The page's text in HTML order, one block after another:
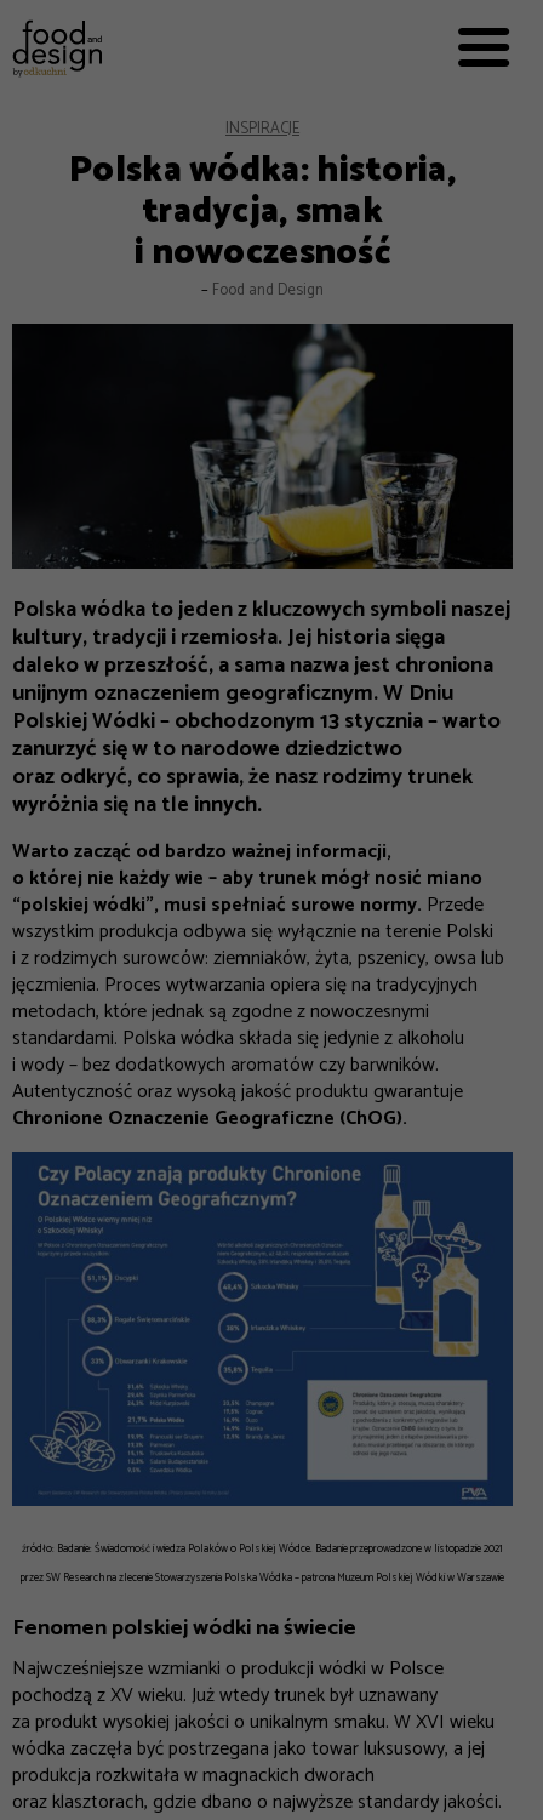


EKSPERCI
FOOD WORKING
E-BOOKI
O NAS
REKLAMA
INSPIRACJE
Polska wódka: historia,
tradycja, smak
i nowoczesność
– Food and Design
Polska wódka to jeden z kluczowych symboli naszej
kultury, tradycji i rzemiosła. Jej historia sięga
daleko w przeszłość, a sama nazwa jest chroniona
unijnym oznaczeniem geograficznym. W Dniu
Polskiej Wódki – obchodzonym 13 stycznia – warto
zanurzyć się w to narodowe dziedzictwo
oraz odkryć, co sprawia, że nasz rodzimy trunek
wyróżnia się na tle innych.
Warto zacząć od bardzo ważnej informacji,
o której nie każdy wie – aby trunek mógł nosić miano
“polskiej wódki”, musi spełniać surowe normy. Przede
wszystkim produkcja odbywa się wyłącznie na terenie Polski
i z rodzimych surowców: ziemniaków, żyta, pszenicy, owsa lub
jęczmienia. Proces wytwarzania opiera się na tradycyjnych
metodach, które jednak są zgodne z nowoczesnymi
standardami. Polska wódka składa się jedynie z alkoholu
i wody – bez dodatkowych aromatów czy barwników.
Autentyczność oraz wysoką jakość produktu gwarantuje
Chronione Oznaczenie Geograficzne (ChOG).
źródło: Badanie: Świadomość i wiedza Polaków o Polskiej Wódce. Badanie przeprowadzone w listopadzie 2021
przez SW Research na zlecenie Stowarzyszenia Polska Wódka – patrona Muzeum Polskiej Wódki w Warszawie
Fenomen polskiej wódki na świecie
Najwcześniejsze wzmianki o produkcji wódki w Polsce
pochodzą z XV wieku. Już wtedy trunek był uznawany
za produkt wysokiej jakości o unikalnym smaku. W XVI wieku
wódka zaczęła być postrzegana jako towar luksusowy, a jej
produkcja rozkwitała w magnackich dworach
oraz klasztorach, gdzie dbano o najwyższe standardy jakości.